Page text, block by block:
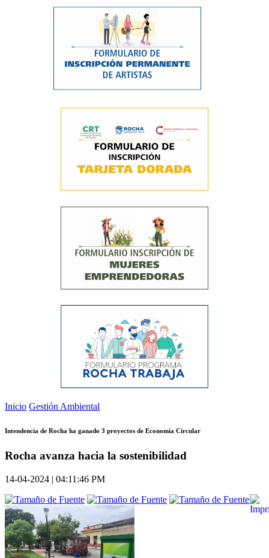
Inicio Gestión Ambiental
Intendencia de Rocha ha ganado 3 proyectos de Economía Circular
Rocha avanza hacia la sostenibilidad
14-04-2024 | 04:11:46 PM